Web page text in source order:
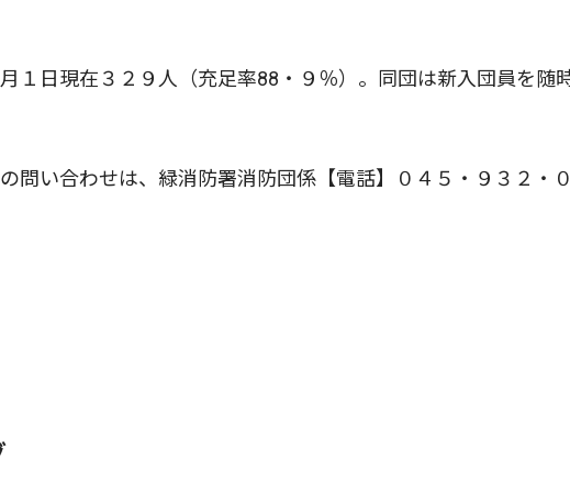
１日現在３２９人（充足率88・９％）。同団は新入団員を随
問い合わせは、緑消防署消防団係【電話】０４５・９３２・